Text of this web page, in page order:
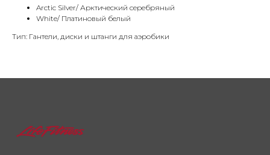
Arctic Silver/ Арктический серебряный
White/ Платиновый белый
Тип: Гантели, диски и штанги для аэробики